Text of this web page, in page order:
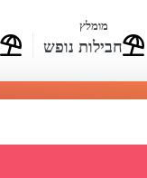
מומלץ
חבילות נופש